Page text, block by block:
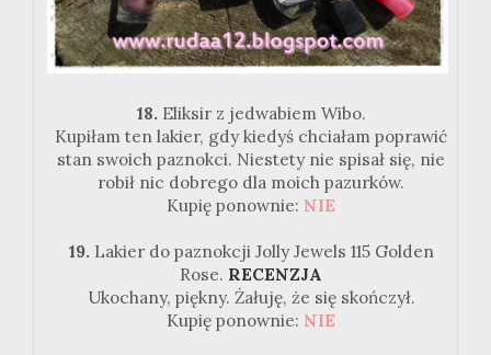
18. Eliksir z jedwabiem Wibo.
Kupiłam ten lakier, gdy kiedyś chciałam poprawić
stan swoich paznokci. Niestety nie spisał się, nie
robił nic dobrego dla moich pazurków.
Kupię ponownie: NIE
19. Lakier do paznokcji Jolly Jewels 115 Golden
Rose. RECENZJA
Ukochany, piękny. Żałuję, że się skończył.
Kupię ponownie: NIE